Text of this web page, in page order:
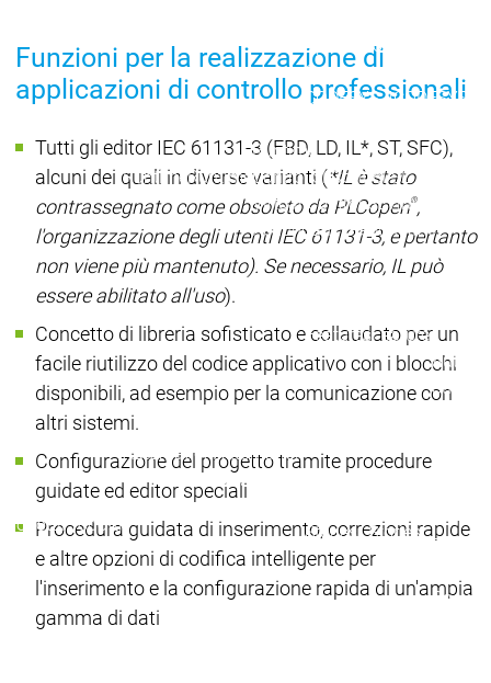
ProdottiProdotti
Application
Composer
CODESYS 4CODESYS 4
Runtime Runtime
Runtime
Control SLControl SL
Virtual Control SLVirtual
RedundancyRedundancy
Automation
Server
Automation
Server
Automation Server
FeaturesFeatures
Stories Stories
Gruppo
Fliegl |
Funzioni per la realizzazione di
applicazioni di controllo professionali
Tutti gli editor IEC 61131-3 (FBD, LD, IL*, ST, SFC),
alcuni dei quali in diverse varianti (*IL è stato
contrassegnato come obsoleto da PLCopen®,
l'organizzazione degli utenti IEC 61131-3, e pertanto
non viene più mantenuto). Se necessario, IL può
essere abilitato all'uso).
Concetto di libreria sofisticato e collaudato per un
facile riutilizzo del codice applicativo con i blocchi
disponibili, ad esempio per la comunicazione con
altri sistemi.
Configurazione del progetto tramite procedure
guidate ed editor speciali
Procedura guidata di inserimento, correzioni rapide
e altre opzioni di codifica intelligente per
l'inserimento e la configurazione rapida di un'ampia
gamma di dati